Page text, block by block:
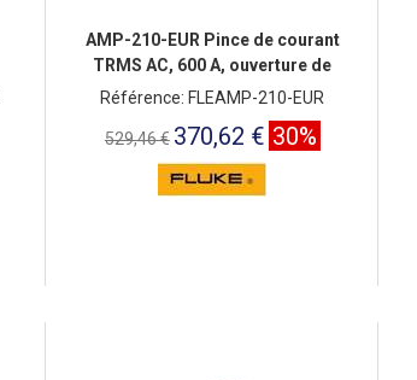
AMP-210-EUR Pince de courant
TRMS AC, 600 A, ouverture de
mâchoire 30
Référence: FLEAMP-210-EUR
529,46 € 370,62 € 30%